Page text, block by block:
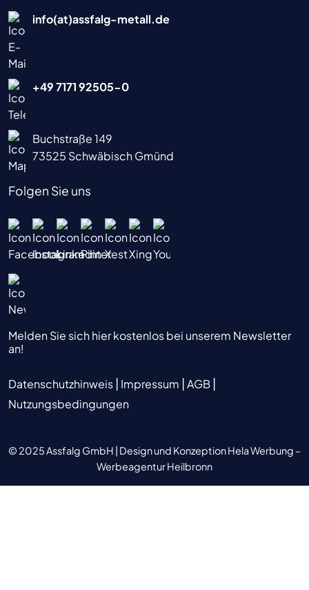
info(at)assfalg-metall.de
+49 7171 92505-0
Buchstraße 149
73525 Schwäbisch Gmünd
Folgen Sie uns
Melden Sie sich hier kostenlos bei unserem Newsletter
an!
Datenschutzhinweis | Impressum |AGB |
Nutzungsbedingungen
© 2025 Assfalg GmbH | Design und Konzeption Hela Werbung –
Werbeagentur Heilbronn